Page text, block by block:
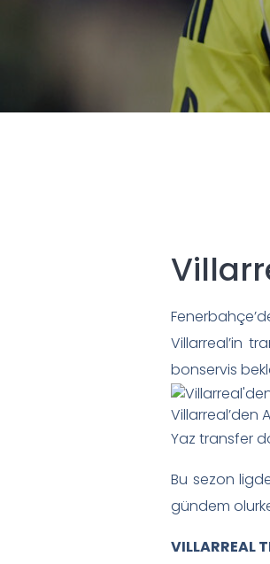
Villarreal’in
bonservis
Villarreal’den
Yaz transfer
Bu sezon
gündem
VILLARREAL